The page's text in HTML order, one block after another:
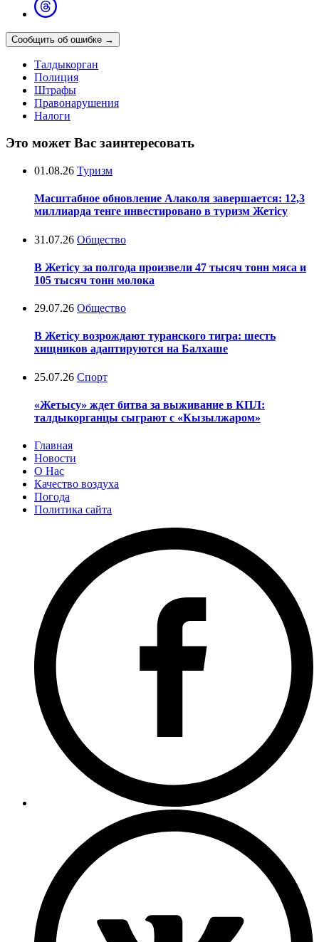
Сообщить об ошибке →
Талдыкорган
Полиция
Штрафы
Правонарушения
Налоги
Это может Вас заинтересовать
01.08.26 Туризм
Масштабное обновление Алаколя завершается: 12,3
миллиарда тенге инвестировано в туризм Жетісу
31.07.26 Общество
В Жетісу за полгода произвели 47 тысяч тонн мяса и
105 тысяч тонн молока
29.07.26 Общество
В Жетісу возрождают туранского тигра: шесть
хищников адаптируются на Балхаше
25.07.26 Спорт
«Жетысу» ждет битва за выживание в КПЛ:
талдыкорганцы сыграют с «Кызылжаром»
Главная
Новости
О Нас
Качество воздуха
Погода
Политика сайта